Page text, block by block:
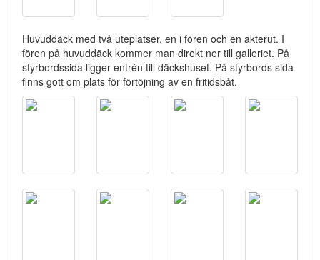
Huvuddäck med två uteplatser, en i fören och en akterut. I
fören på huvuddäck kommer man direkt ner till galleriet. På
styrbordssida ligger entrén till däckshuset. På styrbords sida
finns gott om plats för förtöjning av en fritidsbåt.